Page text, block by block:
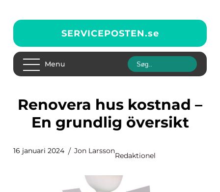
SERVICEPOSTEN.se
Menu
Renovera hus kostnad –
En grundlig översikt
16 januari 2024 Jon Larsson
Redaktionel